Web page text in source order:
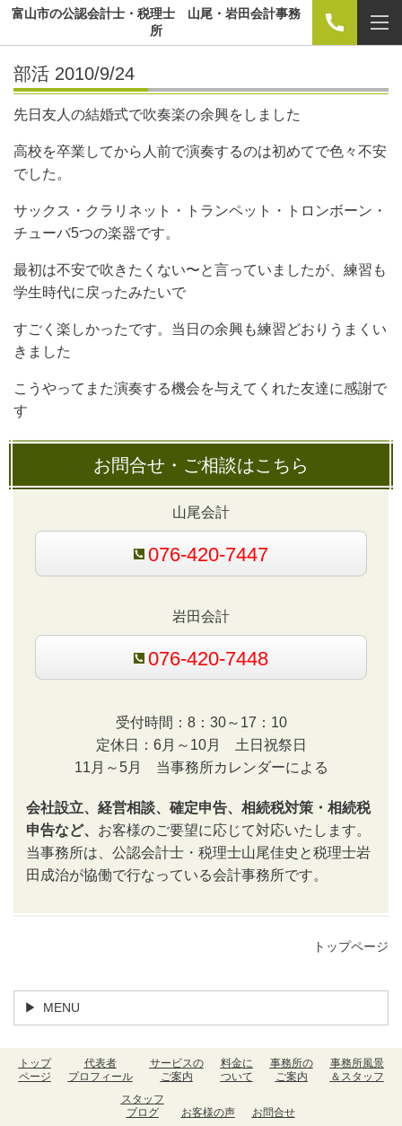
富山市の公認会計士・税理士 山尾・岩田会計事務
所
部活 2010/9/24
先日友人の結婚式で吹奏楽の余興をしました
高校を卒業してから人前で演奏するのは初めてで色々不安
でした。
サックス・クラリネット・トランペット・トロンボーン・
チューバ5つの楽器です。
最初は不安で吹きたくない〜と言っていましたが、練習も
学生時代に戻ったみたいで
すごく楽しかったです。当日の余興も練習どおりうまくい
きました
こうやってまた演奏する機会を与えてくれた友達に感謝で
す
お問合せ・ご相談はこちら
山尾会計
076-420-7447
岩田会計
076-420-7448
受付時間：8：30～17：10
定休日：6月～10月 土日祝祭日
11月～5月 当事務所カレンダーによる
会社設立、経営相談、確定申告、相続税対策・相続税
申告など、 お客様のご要望に応じて対応いたします。
当事務所は、公認会計士・税理士山尾佳史と税理士岩
田成治が協働で行なっている会計事務所です。
トップページ
MENU
トップ
ページ
代表者
プロフィール
サービスの
ご案内
料金に
ついて
事務所の
ご案内
事務所風景
＆スタッフ
スタッフ
ブログ
お客様の声 お問合せ